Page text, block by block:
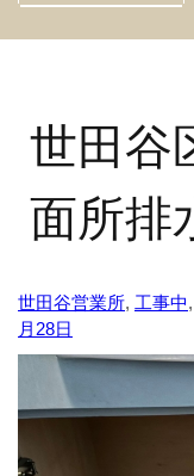
世田
面所排
世田谷営業所, 工事中,
月28日